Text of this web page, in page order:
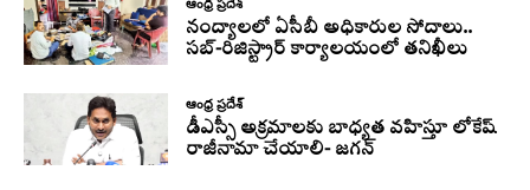
నంద్యాలలో ఏసీబీ అధికారుల సోదాలు..
సబ్-రిజిస్ట్రార్ కార్యాలయంలో తనిఖీలు
ఆంధ్ర ప్రదేశ్
డీఎస్సీ అక్రమాలకు బాధ్యత వహిస్తూ లోకేష్‌
రాజీనామా చేయాలి- జగన్